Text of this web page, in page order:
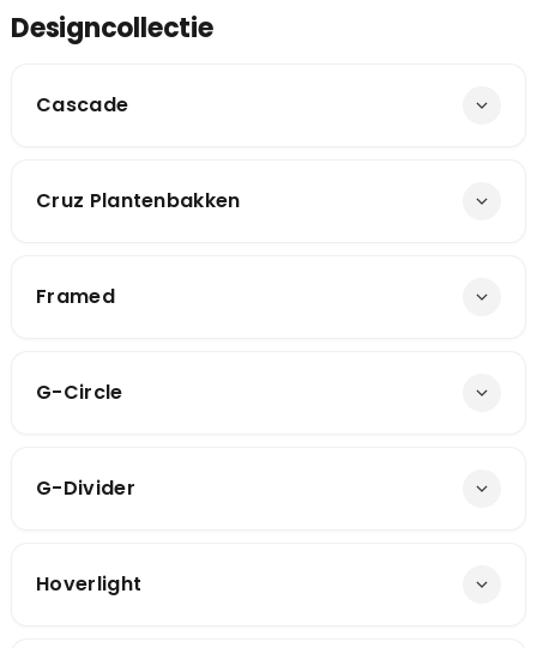
Designcollectie
Cascade
Cruz Plantenbakken
Framed
G-Circle
G-Divider
Hoverlight